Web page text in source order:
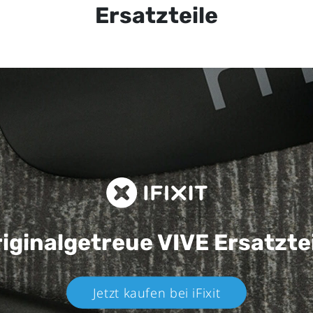
Ersatzteile
VIVE
Jetzt kaufen bei iFixit​